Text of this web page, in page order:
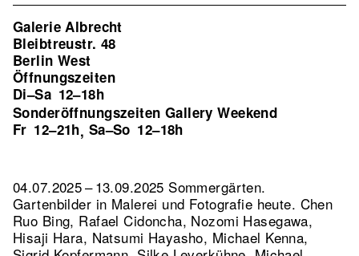
Galerie Albrecht
Bleibtreustr. 48
Berlin West
Öffnungszeiten
Di–Sa 12–18h
Sonderöffnungszeiten Gallery Weekend
Fr 12–21h, Sa–So 12–18h
04.07.2025 – 13.09.2025 Sommergärten.
Gartenbilder in Malerei und Fotografie heute. Chen
Ruo Bing, Rafael Cidoncha, Nozomi Hasegawa,
Hisaji Hara, Natsumi Hayasho, Michael Kenna,